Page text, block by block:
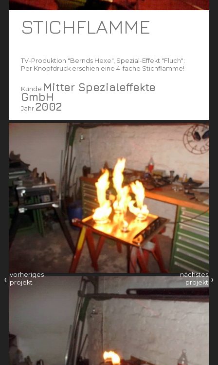
STICHFLAMME
TV-Produktion "Bernds Hexe", Spezial-Effekt "Fluch":
Per Knopfdruck erschien eine 4-fache Stichflamme!
Kunde Mitter Spezialeffekte
GmbH
Jahr 2002
‹ vorheriges
projekt
nächstes
projekt ›